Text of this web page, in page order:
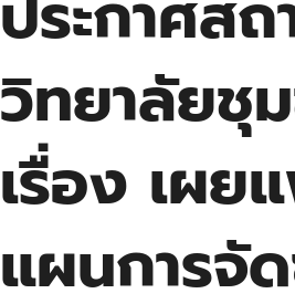
วิทยาลัยชุ
เรื่อง เผย
แผนการจั